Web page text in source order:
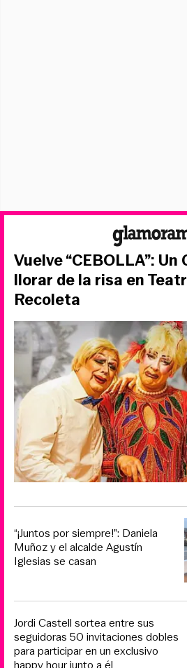
Vuelve “CEBOLLA”:
llorar de la risa en
Recoleta
“¡Juntos por siempre!”: Daniela
Muñoz y el alcalde Agustín
Iglesias se casan
Jordi Castell sortea entre sus
seguidoras 50 invitaciones dobles
para participar en un exclusivo
happy hour junto a él